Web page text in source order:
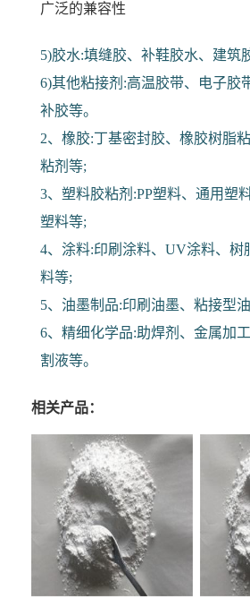
广泛的兼容性
5)胶水:填缝胶、补鞋胶水、建筑
6)其他粘接剂:高温胶带、电子胶
补胶等。
2、橡胶:丁基密封胶、橡胶树脂
粘剂等;
3、塑料胶粘剂:PP塑料、通用塑
塑料等;
4、涂料:印刷涂料、UV涂料、树
料等;
5、油墨制品:印刷油墨、粘接型
6、精细化学品:助焊剂、金属加
割液等。
相关产品：